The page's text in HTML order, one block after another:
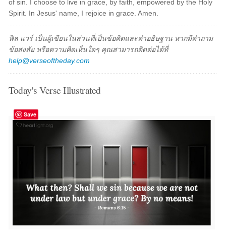
of sin. I choose to live in grace, by faith, empowered by the Holy
Spirit. In Jesus' name, I rejoice in grace. Amen.
ฟิล แวร์ เป็นผู้เขียนในส่วนที่เป็นข้อคิดและคำอธิษฐาน หากมีคำถาม
ข้อสงสัย หรือความคิดเห็นใดๆ คุณสามารถติดต่อได้ที่
help@verseoftheday.com
Today's Verse Illustrated
Save